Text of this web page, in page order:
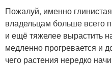
Пожалуй, именно
владельцам больше всего
и ещё тяжелее вырастить
медленно прогревается и
чего растения нередко